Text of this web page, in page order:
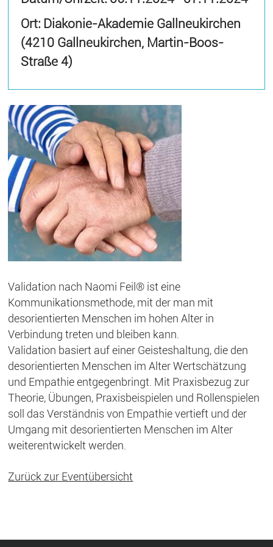
Ort: Diakonie-Akademie Gallneukirchen
(4210 Gallneukirchen, Martin-Boos-
Straße 4)
Validation nach Naomi Feil® ist eine
Kommunikationsmethode, mit der man mit
desorientierten Menschen im hohen Alter in
Verbindung treten und bleiben kann.
Validation basiert auf einer Geisteshaltung, die den
desorientierten Menschen im Alter Wertschätzung
und Empathie entgegenbringt. Mit Praxisbezug zur
Theorie, Übungen, Praxisbeispielen und Rollenspielen
soll das Verständnis von Empathie vertieft und der
Umgang mit desorientierten Menschen im Alter
weiterentwickelt werden.
Zurück zur Eventübersicht